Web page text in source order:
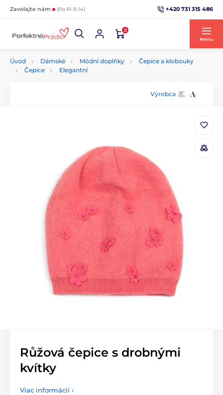
Zavolajte nám (Po-Pi 9-14) +420 731 315 486
0
Menu
Úvod Dámské Módní doplňky
Čepice a klobouky
Čepice
Elegantní
Výrobca
Růžová čepice s drobnými
kvítky
Viac informácií ›